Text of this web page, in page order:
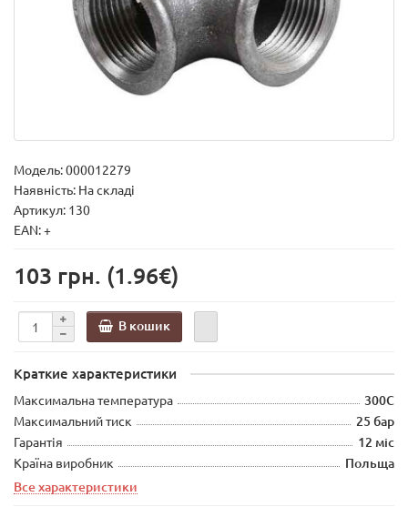
Модель:000012279
Наявність: На складі
Артикул: 130
EAN: +
103 грн. (1.96€)
В кошик
Краткие характеристики
Максимальна температура 300С
Максимальний тиск 25 бар
Гарантія 12 міс
Країна виробник
Польща
Все характеристики